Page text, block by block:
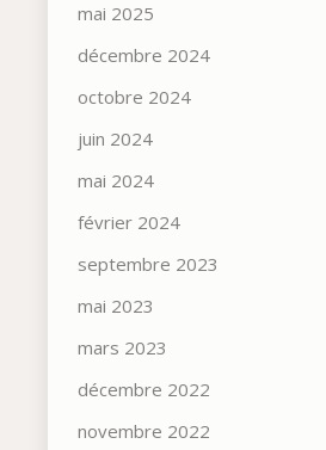
mai 2025
décembre 2024
octobre 2024
juin 2024
mai 2024
février 2024
septembre 2023
mai 2023
mars 2023
décembre 2022
novembre 2022